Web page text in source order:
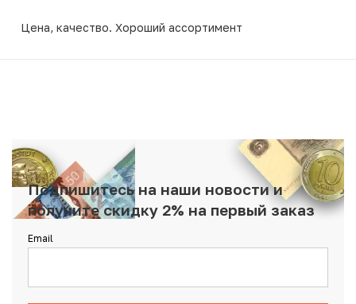
Цена, качество. Хороший ассортимент
Подпишитесь на наши новости и
получите скидку 2% на первый заказ
Email